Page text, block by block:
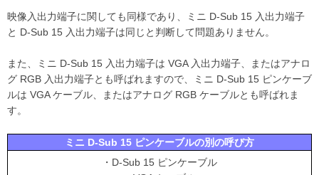
映像入出力端子に関しても同様であり、ミニ D-Sub 15 入出力端子
と D-Sub 15 入出力端子は同じと判断して問題ありません。
また、ミニ D-Sub 15 入出力端子は VGA 入出力端子、またはアナロ
グ RGB 入出力端子とも呼ばれますので、ミニ D-Sub 15 ピンケーブ
ルは VGA ケーブル、またはアナログ RGB ケーブルとも呼ばれま
す。
ミニ D-Sub 15 ピンケーブルの別の呼び方
・D-Sub 15 ピンケーブル